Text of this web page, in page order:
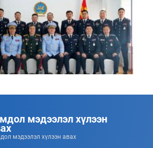
хүртсэн удирдлагуудад
2026/07/08
мэдээлэл хүлээн
мэдээлэл хүлээн авах